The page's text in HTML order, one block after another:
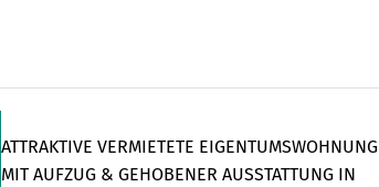
ATTRAKTIVE VERMIETETE EIGENTUMSWOHNUNG
MIT AUFZUG & GEHOBENER AUSSTATTUNG IN